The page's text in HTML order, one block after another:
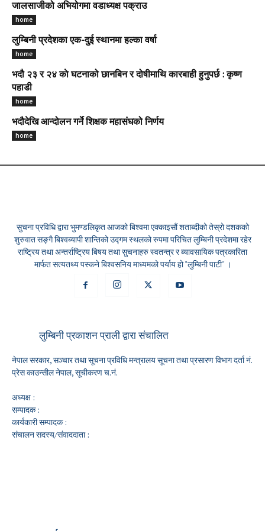
जालसाजीको अभियोगमा वडाध्यक्ष पक्राउ
home
लुम्बिनी प्रदेशका एक-दुई स्थानमा हल्का वर्षा
home
भदौ २३ र २४ काे घटनाको छानबिन र दोषीमाथि कारबाही हुनुपर्छ : कृष्ण
पहाडी
home
भदौदेखि आन्दोलन गर्ने शिक्षक महासंघको निर्णय
home
सुचना प्रविधि द्वारा भुमण्डलिकृत आजको बिश्वमा एक्काइसौं शताब्दीको तेस्रो दशकको
शुरुवात सङ्गै बिश्वब्यापी शान्तिको उद्गम स्थलको रुपमा परिचित लुम्बिनी प्रदेशमा रहेर
राष्ट्रिय तथा अन्तर्राष्ट्रिय बिषय तथा सुचनाहरु स्वतन्त्र र ब्यावसायिक पत्रकारिता
मार्फत सत्यतथ्य पस्कने बिश्वसनिय माध्यमको पर्याय हो "लुम्बिनी पाटी" ।
लुम्बिनी प्रकाशन प्राली द्वारा संचालित
नेपाल सरकार, सञ्चार तथा सूचना प्रविधि मन्त्रालय सूचना तथा प्रसारण विभाग दर्ता नं.
प्रेस काउन्सील नेपाल, सूचीकरण च.नं.
अध्यक्ष :
सम्पादक :
कार्यकारी सम्पादक :
संचालन सदस्य/संवाददाता :